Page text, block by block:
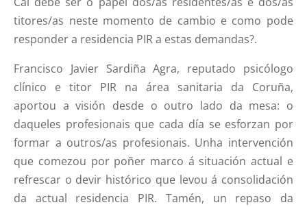
titores/as neste momento de cambio e como pode
responder a residencia PIR a estas demandas?.
Francisco Javier Sardiña Agra, reputado psicólogo
clínico e titor PIR na área sanitaria da Coruña,
aportou a visión desde o outro lado da mesa: o
daqueles profesionais que cada día se esforzan por
formar a outros/as profesionais. Unha intervención
que comezou por poñer marco á situación actual e
refrescar o devir histórico que levou á consolidación
da actual residencia PIR. Tamén, un repaso da